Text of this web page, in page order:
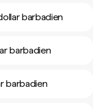
barbadien
barbadien
barbadien